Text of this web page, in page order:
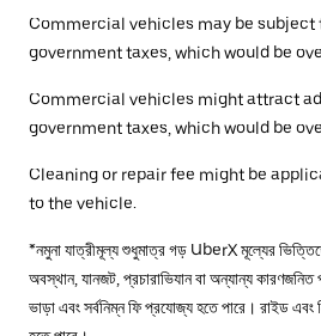
Commercial vehicles may be subject
government taxes, which would be
Commercial vehicles might attract
government taxes, which would be
Cleaning or repair fee might be
to the vehicle.
*নমুনা যাত্রীমূল্য শুধুমাত্র গড় UberX মূল্যের
অবস্থান, যানজট, প্রচারাভিযান বা অন্যান্য কারণজনিত
ভাড়া এবং সর্বনিম্ন ফি প্রযোজ্য হতে পারে। রাইড এবং